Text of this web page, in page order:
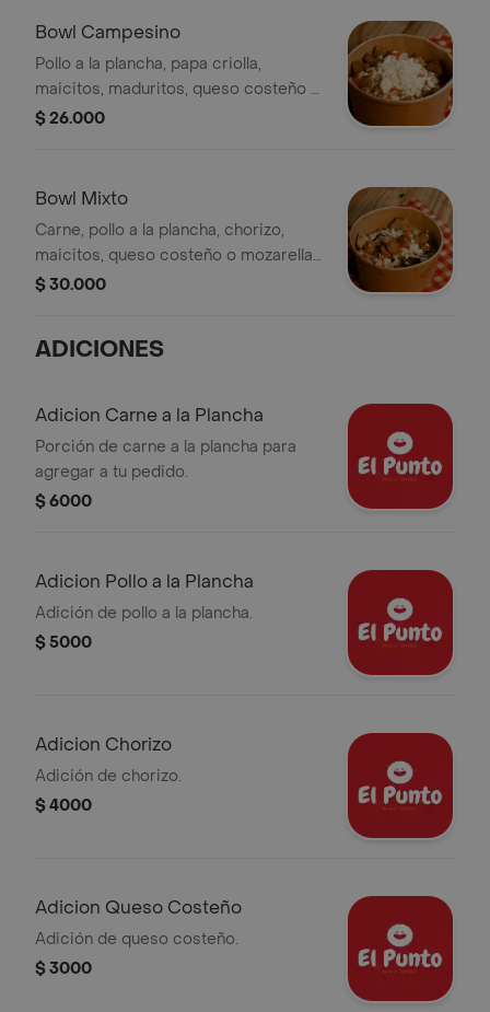
Bowl Campesino
Pollo a la plancha, papa criolla,
maicitos, maduritos, queso costeño o
mozarella, lechuga, pico de gallo,
$ 26.000
Bowl Mixto
Carne, pollo a la plancha, chorizo,
maicitos, queso costeño o mozarella,
papa criolla, salsas
$ 30.000
ADICIONES
Adicion Carne a la Plancha
Porción de carne a la plancha para
agregar a tu pedido.
$ 6000
Adicion Pollo a la Plancha
Adición de pollo a la plancha.
$ 5000
Adicion Chorizo
Adición de chorizo.
$ 4000
Adicion Queso Costeño
Adición de queso costeño.
$ 3000